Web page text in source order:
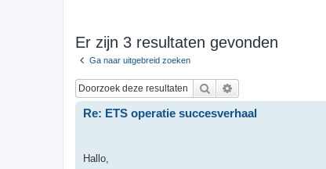
Er zijn 3 resultaten gevonden
Ga naar uitgebreid zoeken
Zoek
Re: ETS operatie succesverhaal
Hallo,